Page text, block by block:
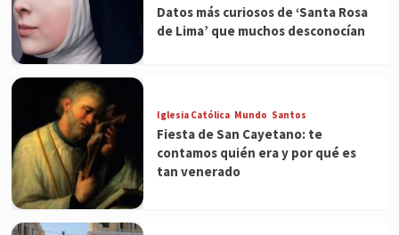
Datos más curiosos de ‘Santa Rosa
de Lima’ que muchos desconocían
Iglesia Católica Mundo Santos
Fiesta de San Cayetano: te
contamos quién era y por qué es
tan venerado